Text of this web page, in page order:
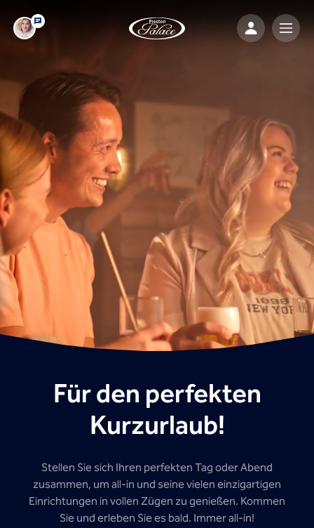
Für den perfekten
Kurzurlaub!
Stellen Sie sich Ihren perfekten Tag oder Abend
zusammen, um all-in und seine vielen einzigartigen
Einrichtungen in vollen Zügen zu genießen. Kommen
Sie und erleben Sie es bald. Immer all-in!